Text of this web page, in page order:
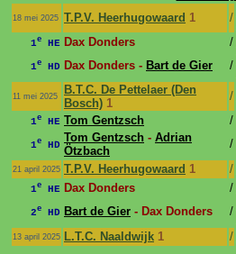
18 mei 2025 T.P.V. Heerhugowaard 1 /
1e HE Dax Donders /
1e HD Dax Donders - Bart de Gier /
11 mei 2025
B.T.C. De Pettelaer (Den
Bosch) 1
/
1e HE Tom Gentzsch /
1e HD
Tom Gentzsch - Adrian
Ötzbach
/
21 april 2025 T.P.V. Heerhugowaard 1 /
1e HE Dax Donders /
2e HD Bart de Gier - Dax Donders /
13 april 2025 L.T.C. Naaldwijk 1 /